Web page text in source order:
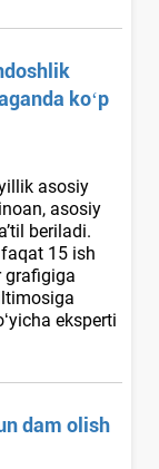
koʻp
asosiy
asosiy
beriladi.
15 ish
grafigiga
eksperti
dam olish